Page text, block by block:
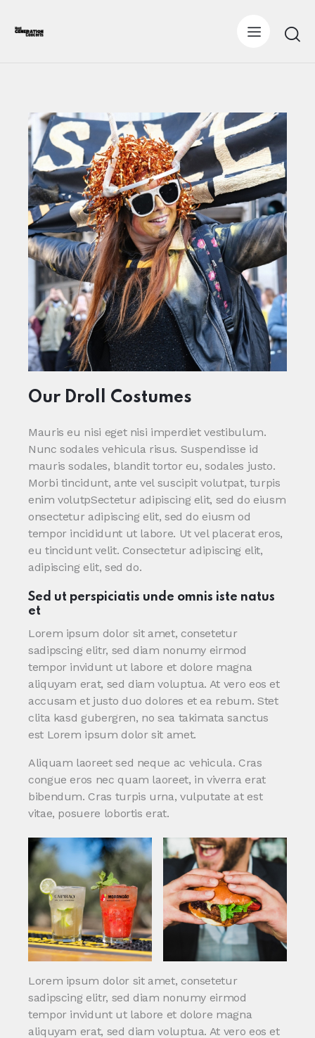
Our Droll Costumes
Mauris eu nisi eget nisi imperdiet vestibulum.
Nunc sodales vehicula risus. Suspendisse id
mauris sodales, blandit tortor eu, sodales justo.
Morbi tincidunt, ante vel suscipit volutpat, turpis
enim volutpSectetur adipiscing elit, sed do eiusm
onsectetur adipiscing elit, sed do eiusm od
tempor incididunt ut labore. Ut vel placerat eros,
eu tincidunt velit. Consectetur adipiscing elit,
adipiscing elit, sed do.
Sed ut perspiciatis unde omnis iste natus
et
Lorem ipsum dolor sit amet, consetetur
sadipscing elitr, sed diam nonumy eirmod
tempor invidunt ut labore et dolore magna
aliquyam erat, sed diam voluptua. At vero eos et
accusam et justo duo dolores et ea rebum. Stet
clita kasd gubergren, no sea takimata sanctus
est Lorem ipsum dolor sit amet.
Aliquam laoreet sed neque ac vehicula. Cras
congue eros nec quam laoreet, in viverra erat
bibendum. Cras turpis urna, vulputate at est
vitae, posuere lobortis erat.
Lorem ipsum dolor sit amet, consetetur
sadipscing elitr, sed diam nonumy eirmod
tempor invidunt ut labore et dolore magna
aliquyam erat, sed diam voluptua. At vero eos et